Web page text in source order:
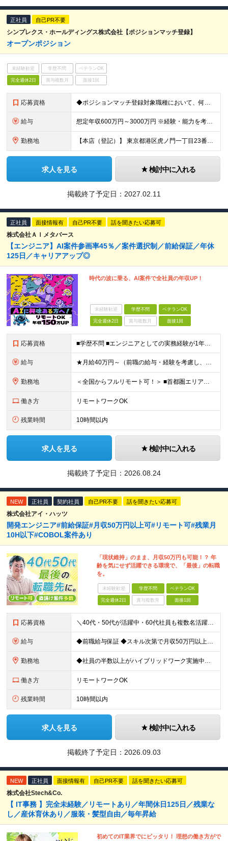
正社員 自己PR不要
シンプレクス・ホールディングス株式会社【ポジションマッチ登録】
オープンポジション
未経験歓迎 学歴不問 ベテランOK
完全週休2日 賞与複数月 面接1回
応募資格 ◆ポジションマッチ登録対象職種において、何かしらの知識・経験を有する方
給与 想定年収600万円～3000万円 ※経験・能力を考慮の上、当社規定により決定いたします ※昇給年1回、業績賞与年1回（4月） ※試用期間6ヶ月あり（待遇に差異はございません）
勤務地 【本店（登記）】 東京都港区虎ノ門一丁目23番1号 【虎ノ門オフィス】 〒105-6319 東京都港区虎ノ門1-23-1 虎ノ門ヒルズ森タワー19階 【麻布台オフィス】 〒106-0041 東京都
求人を見る 検討中に入れる
掲載終了予定日： 2027.02.11
正社員 面接情報有 自己PR不要 話を聞きたい応募可
株式会社ＡＩメタバース
【エンジニア】AI案件参画率45％／案件選択制／前給保証／年休
125日／キャリアアップ◎
時代の波に乗る、AI案件で全社員の年収UP！
未経験歓迎 学歴不問 ベテランOK
完全週休2日 賞与複数月 面接1回
応募資格 ■学歴不問 ■エンジニアとしての実務経験が1年以上ある方 └開発、インフラ、工程、言語は一切不問です ★「テスト、マニュアル作成、運用保守しか経験がない…」という方でもOK！ ★AI未経験ももちろんO
給与 ★月給40万円～（前職の給与・経験を考慮し、前職以上の年収を保障します！） ※上記には固定残業代（30時間分／5万6000円～）を含みます ┗残業が少ない月（平均8時間程度）でも、30時間分全額を「
勤務地 ＜全国からフルリモート可！＞ ■首都圏エリア（東京・神奈川・千葉・埼玉）・大阪・名古屋・福岡を中心とした全国各地のプロジェクト先に参画いただきます。 ※ご希望をお伺いした上で決定いたします ※転勤なし
働き方 リモートワークOK
残業時間 10時間以内
求人を見る 検討中に入れる
掲載終了予定日： 2026.08.24
NEW 正社員 契約社員 自己PR不要 話を聞きたい応募可
株式会社アイ・ハッツ
開発エンジニア#前給保証#月収50万円以上可#リモート可#残業月
10H以下#COBOL案件あり
「現状維持」のまま、月収50万円も可能！？ 年
齢を気にせず活躍できる環境で、「最後」の転職
を。
未経験歓迎 学歴不問 ベテランOK
完全週休2日 賞与複数月 面接1回
応募資格 ＼40代・50代が活躍中・60代社員も複数名活躍中／ ◆何らかの開発経験が1年以上ある方 ◆学歴不問 ≪多彩な案件をご用意≫ Java、PHP、C、C⁺⁺、COBOLなどを活かせる案件多数！ これま
給与 ◆前職給与保証 ◆スキル次第で月収50万円以上も可能！ 年俸制：400万円～700万円 ※経験、スキル、前職年収等を考慮の上、当社規定により優遇 ※12分割（月額33万円以上）した金額を毎月支給
勤務地 ◆社員の半数以上がハイブリッドワーク実施中！ ※週2日～3日リモート／週2日～3日出社 ■東京都、神奈川県、埼玉県、千葉県の各プロジェクト先 ※希望を伺い、相談の上で決定します ≪本社≫ 東京
働き方 リモートワークOK
残業時間 10時間以内
求人を見る 検討中に入れる
掲載終了予定日： 2026.09.03
NEW 正社員 面接情報有 自己PR不要 話を聞きたい応募可
株式会社Stech&Co.
【 IT事務 】完全未経験／リモートあり／年間休日125日／残業な
し／産休育休あり／服装・髪型自由／毎年昇給
初めてのIT業界でにピッタリ！ 理想の働き方がで